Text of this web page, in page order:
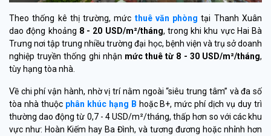
Theo thống kê thị trường, mức thuê văn phòng tại Thanh Xuân
dao động khoảng 8 - 20 USD/m²/tháng, trong khi khu vực Hai Bà
Trưng nơi tập trung nhiều trường đại học, bệnh viện và trụ sở doanh
nghiệp truyền thống ghi nhận mức thuê từ 8 - 30 USD/m²/tháng,
tùy hạng tòa nhà.
Về chi phí vận hành, nhờ vị trí nằm ngoài “siêu trung tâm” và đa số
tòa nhà thuộc phân khúc hạng B hoặc B+, mức phí dịch vụ duy trì
thường dao động từ 0,7 - 4 USD/m²/tháng, thấp hơn so với các khu
vực như: Hoàn Kiếm hay Ba Đình, và tương đương hoặc nhỉnh hơn